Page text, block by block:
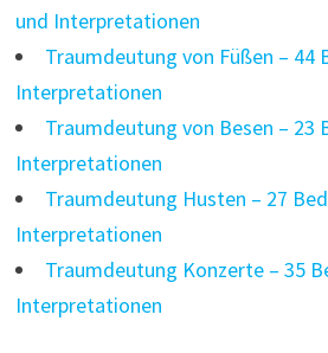
und Interpretationen
Traumdeutung von Füßen – 44
Interpretationen
Traumdeutung von Besen – 23
Interpretationen
Traumdeutung Husten – 27
Interpretationen
Traumdeutung Konzerte – 35
Interpretationen